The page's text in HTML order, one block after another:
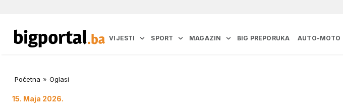
VIJESTI SPORT MAGAZIN BIG PREPORUKA AUTO-MOTO
Početna » Oglasi
15. Maja 2026.